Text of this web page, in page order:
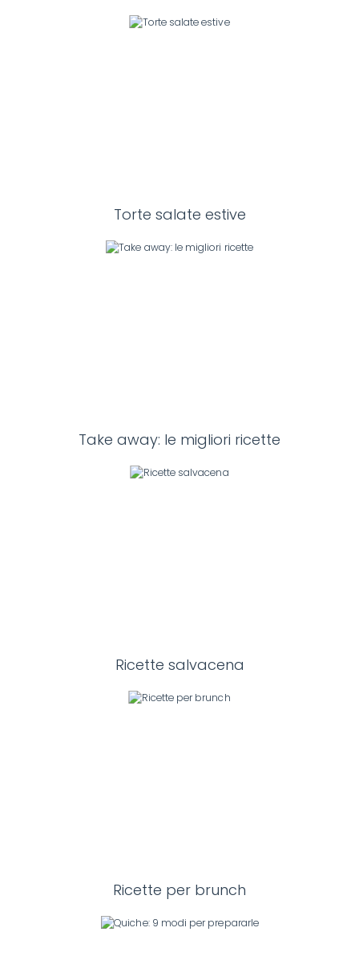
Torte salate estive
Take away: le migliori ricette
Ricette salvacena
Ricette per brunch